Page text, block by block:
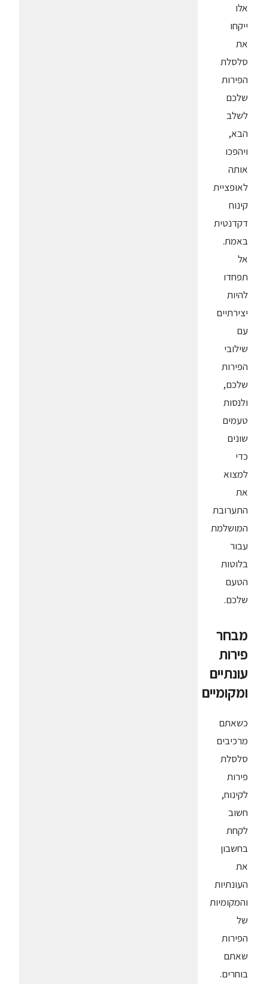
אלו
ייקחו
את
סלסלת
הפירות
שלכם
לשלב
הבא,
ויהפכו
אותה
לאופציית
קינוח
דקדנטית
באמת.
אל
תפחדו
להיות
יצירתיים
עם
שילובי
הפירות
שלכם,
ולנסות
טעמים
שונים
כדי
למצוא
את
התערובת
המושלמת
עבור
בלוטות
הטעם
שלכם.
מבחר
פירות
עונתיים
ומקומיים
כשאתם
מרכיבים
סלסלת
פירות
לקינוח,
חשוב
לקחת
בחשבון
את
העונתיות
והמקומיות
של
הפירות
שאתם
בוחרים.